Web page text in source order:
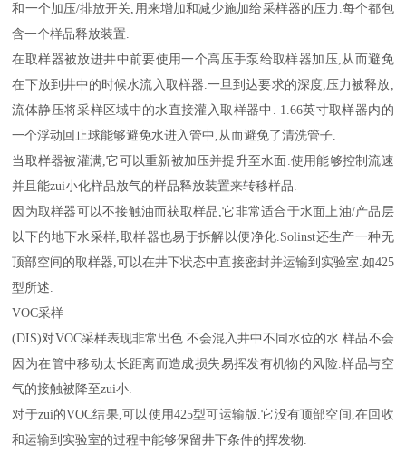
和一个加压/排放开关,用来增加和减少施加给采样器的压力.每个都包
含一个样品释放装置.
在取样器被放进井中前要使用一个高压手泵给取样器加压,从而避免
在下放到井中的时候水流入取样器.一旦到达要求的深度,压力被释放,
流体静压将采样区域中的水直接灌入取样器中. 1.66英寸取样器内的
一个浮动回止球能够避免水进入管中,从而避免了清洗管子.
当取样器被灌满,它可以重新被加压并提升至水面.使用能够控制流速
并且能zui小化样品放气的样品释放装置来转移样品.
因为取样器可以不接触油而获取样品,它非常适合于水面上油/产品层
以下的地下水采样,取样器也易于拆解以便净化.Solinst还生产一种无
顶部空间的取样器,可以在井下状态中直接密封并运输到实验室.如425
型所述.
VOC采样
(DIS)对VOC采样表现非常出色.不会混入井中不同水位的水.样品不会
因为在管中移动太长距离而造成损失易挥发有机物的风险.样品与空
气的接触被降至zui小.
对于zui的VOC结果,可以使用425型可运输版.它没有顶部空间,在回收
和运输到实验室的过程中能够保留井下条件的挥发物.